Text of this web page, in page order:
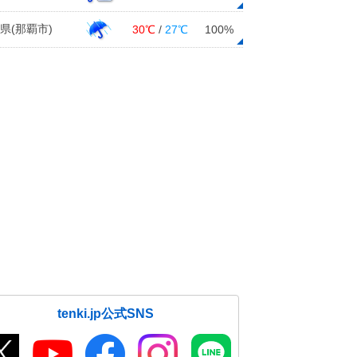
(那覇市) 30℃ / 27℃ 100%
tenki.jp公式SNS